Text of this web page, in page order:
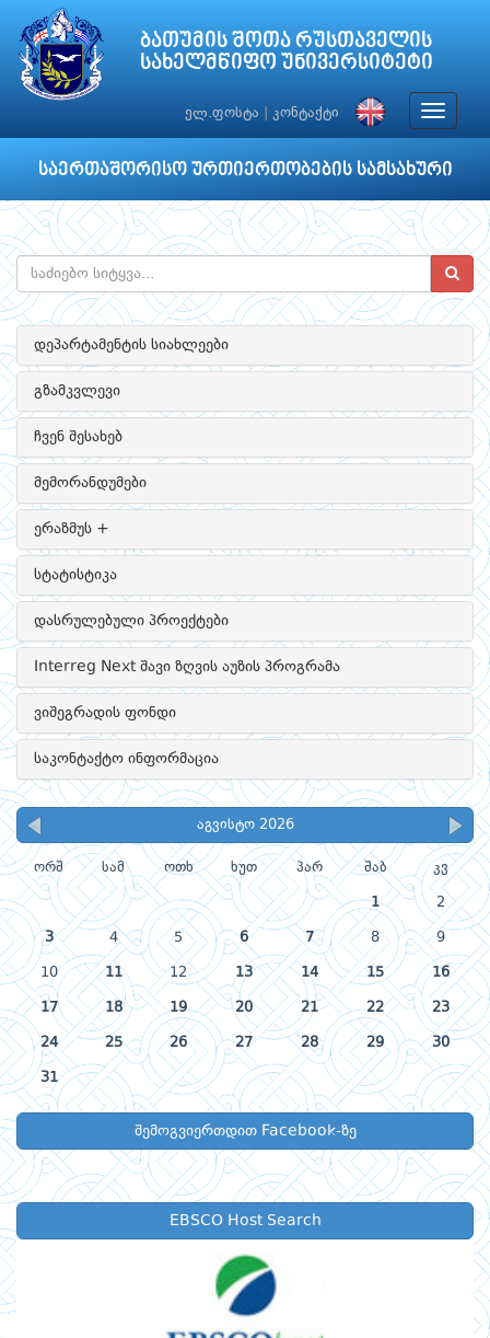
ბათუმის შოთა რუსთაველის
სახელმწიფო უნივერსიტეტი
ელ.ფოსტა კონტაქტი
Toggle
საერთაშორისო ურთიერთობების სამსახური
დეპარტამენტის სიახლეები
გზამკვლევი
ჩვენ შესახებ
მემორანდუმები
ერაზმუს +
სტატისტიკა
დასრულებული პროექტები
Interreg Next შავი ზღვის აუზის პროგრამა
ვიშეგრადის ფონდი
საკონტაქტო ინფორმაცია
აგვისტო 2026
ორშ სამ ოთხ ხუთ პარ შაბ კვ
1 2
3 4 5 6 7 8 9
10 11 12 13 14 15 16
17 18 19 20 21 22 23
24 25 26 27 28 29 30
31
შემოგვიერთდით Facebook-ზე
EBSCO Host Search